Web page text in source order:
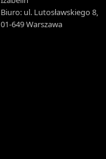
Biuro: ul. Lutosławskiego 8,
01-649 Warszawa